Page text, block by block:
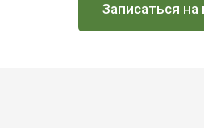
Записаться на